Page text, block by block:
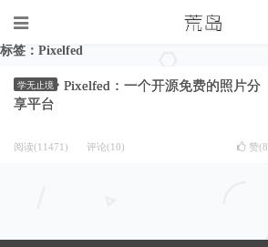
标签：Pixelfed
学无止境
Pixelfed：一个开源免费的照片分
享平台
阅读(11471) 评论(10) 赞(8